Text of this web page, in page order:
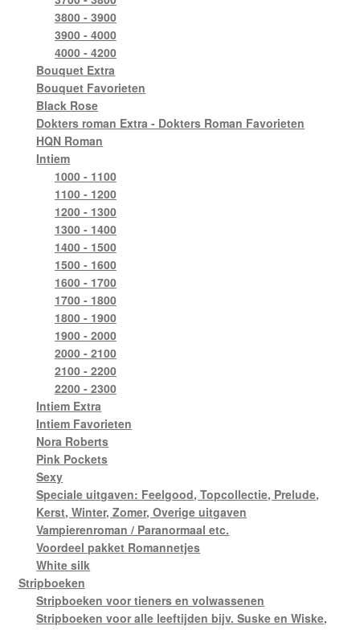
3800 - 3900
3900 - 4000
4000 - 4200
Bouquet Extra
Bouquet Favorieten
Black Rose
Dokters roman Extra - Dokters Roman Favorieten
HQN Roman
Intiem
1000 - 1100
1100 - 1200
1200 - 1300
1300 - 1400
1400 - 1500
1500 - 1600
1600 - 1700
1700 - 1800
1800 - 1900
1900 - 2000
2000 - 2100
2100 - 2200
2200 - 2300
Intiem Extra
Intiem Favorieten
Nora Roberts
Pink Pockets
Sexy
Speciale uitgaven: Feelgood, Topcollectie, Prelude,
Kerst, Winter, Zomer, Overige uitgaven
Vampierenroman / Paranormaal etc.
Voordeel pakket Romannetjes
White silk
Stripboeken
Stripboeken voor tieners en volwassenen
Stripboeken voor alle leeftijden bijv. Suske en Wiske,